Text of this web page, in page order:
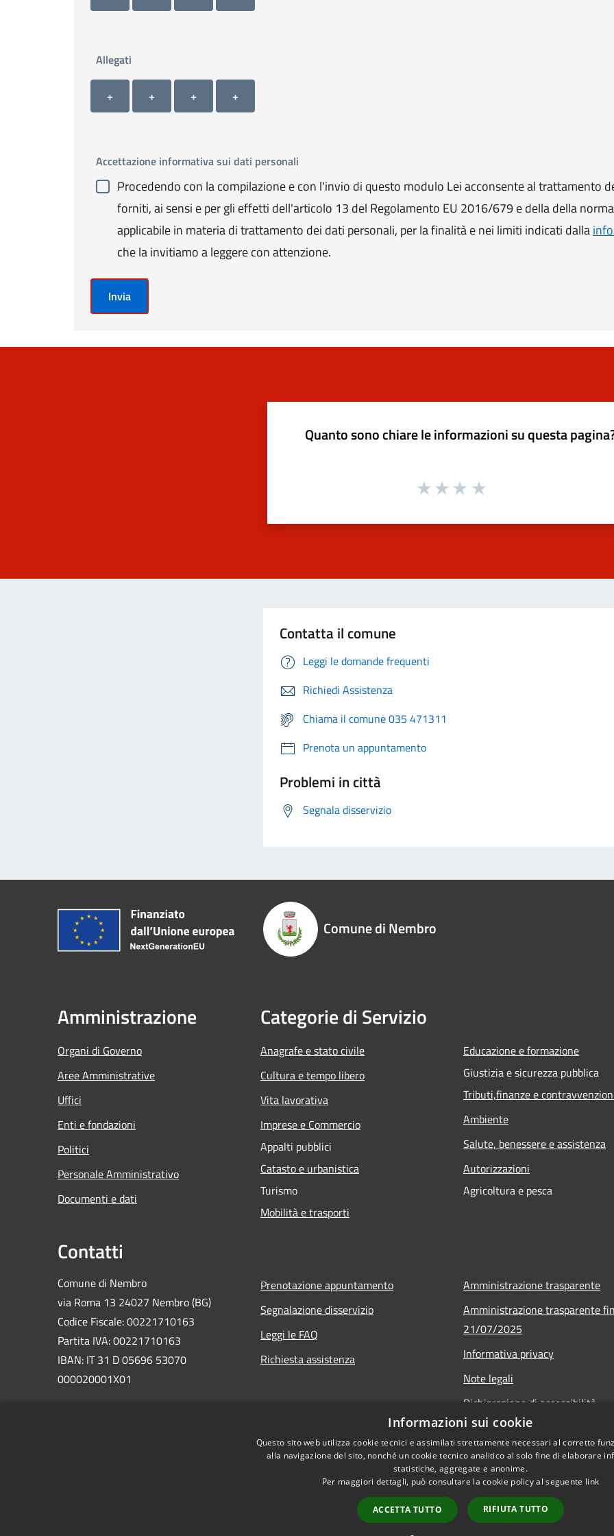
Allegati
Allegato 1
+
Allegato 2
+
Allegato 3
+
Allegato 4
+
Accettazione informativa sui dati personali
Procedendo con la compilazione e con l'invio di questo modulo Lei acconsente al trattamento
forniti, ai sensi e per gli effetti dell'articolo 13 del Regolamento EU 2016/679 e della della
applicabile in materia di trattamento dei dati personali, per la finalità e nei limiti indicati dalla
che la invitiamo a leggere con attenzione.
Invia
Quanto sono chiare le informazioni su questa
Contatta il comune
Leggi le domande frequenti
Richiedi Assistenza
Chiama il comune 035 471311
Prenota un appuntamento
Problemi in città
Segnala disservizio
Comune di Nembro
Amministrazione
Organi di Governo
Aree Amministrative
Uffici
Enti e fondazioni
Politici
Personale Amministrativo
Documenti e dati
Categorie di Servizio
Anagrafe e stato civile
Cultura e tempo libero
Vita lavorativa
Imprese e Commercio
Appalti pubblici
Catasto e urbanistica
Turismo
Mobilità e trasporti
Educazione e formazione
Giustizia e sicurezza pubblica
Tributi,finanze e
Ambiente
Salute, benessere e assistenza
Autorizzazioni
Agricoltura e pesca
Contatti
Comune di Nembro
via Roma 13 24027 Nembro (BG)
Codice Fiscale: 00221710163
Partita IVA: 00221710163
IBAN: IT 31 D 05696 53070
000020001X01
Prenotazione appuntamento
Segnalazione disservizio
Leggi le FAQ
Richiesta assistenza
Amministrazione trasparente
Amministrazione trasparente
21/07/2025
Informativa privacy
Note legali
Dichiarazione di accessibilità
Obiettivi di accessibilità
Piano di miglioramento
Informazioni sui cookie
Questo sito web utilizza cookie tecnici e assimilati strettamente necessari al corretto
alla navigazione del sito, nonché un cookie tecnico analitico al solo fine di elaborare
statistiche, aggregate e anonime.
Per maggiori dettagli, può consultare la cookie policy al seguente link
ACCETTA TUTTO RIFIUTA TUTTO